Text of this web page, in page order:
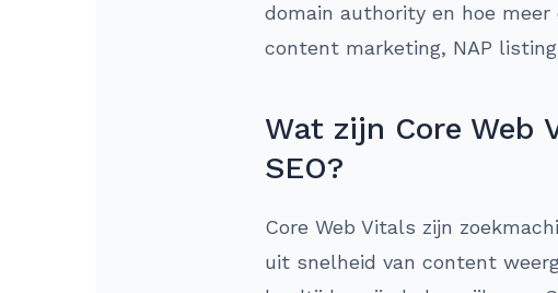
domain authority en hoe
content marketing, NAP
Wat zijn Core Web
SEO?
Core Web Vitals zijn
uit snelheid van content